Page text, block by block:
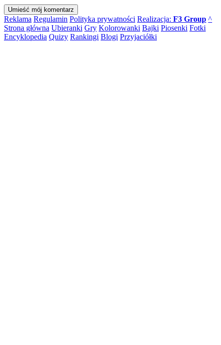
Reklama Regulamin Polityka prywatności Realizacja: F3 Group ^
Strona główna Ubieranki Gry Kolorowanki Bajki Piosenki Fotki
Encyklopedia Quizy Rankingi Blogi Przyjaciółki